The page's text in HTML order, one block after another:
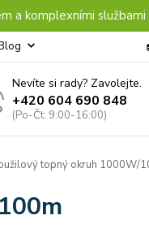
a komplexními
Nevíte si rady? Zavolejte.
+420 604 690 848
(Po-Čt: 9:00-16:00)
topný okruh 1000W/